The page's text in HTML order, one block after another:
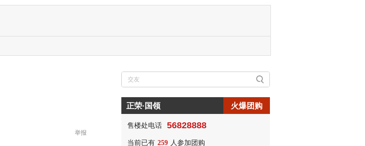
举报
正荣·国领 火爆团购
售楼处电话 56828888
当前已有 259 人参加团购